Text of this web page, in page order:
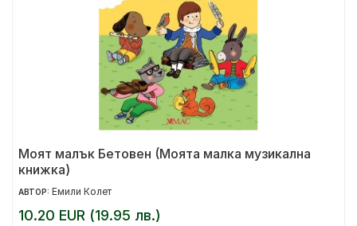
Моят малък Бетовен (Моята малка музикална
книжка)
АВТОР: Емили Колет
10.20 EUR (19.95 лв.)